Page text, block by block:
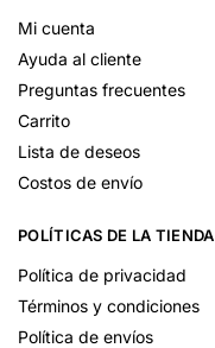
Mi cuenta
Ayuda al cliente
Preguntas frecuentes
Carrito
Lista de deseos
Costos de envío
POLÍTICAS DE LA TIENDA
Política de privacidad
Términos y condiciones
Política de envíos